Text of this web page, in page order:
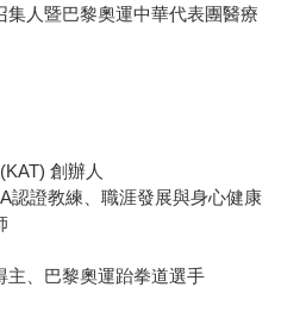
人暨巴黎奧運中華代表團醫療
創辦人
認證教練、職涯發展與身心健康
主、巴黎奧運跆拳道選手